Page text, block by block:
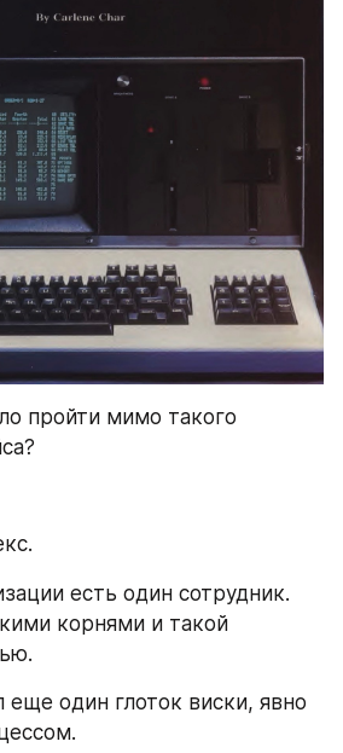
пройти мимо такого
есть один сотрудник.
корнями и такой
еще один глоток виски, явно